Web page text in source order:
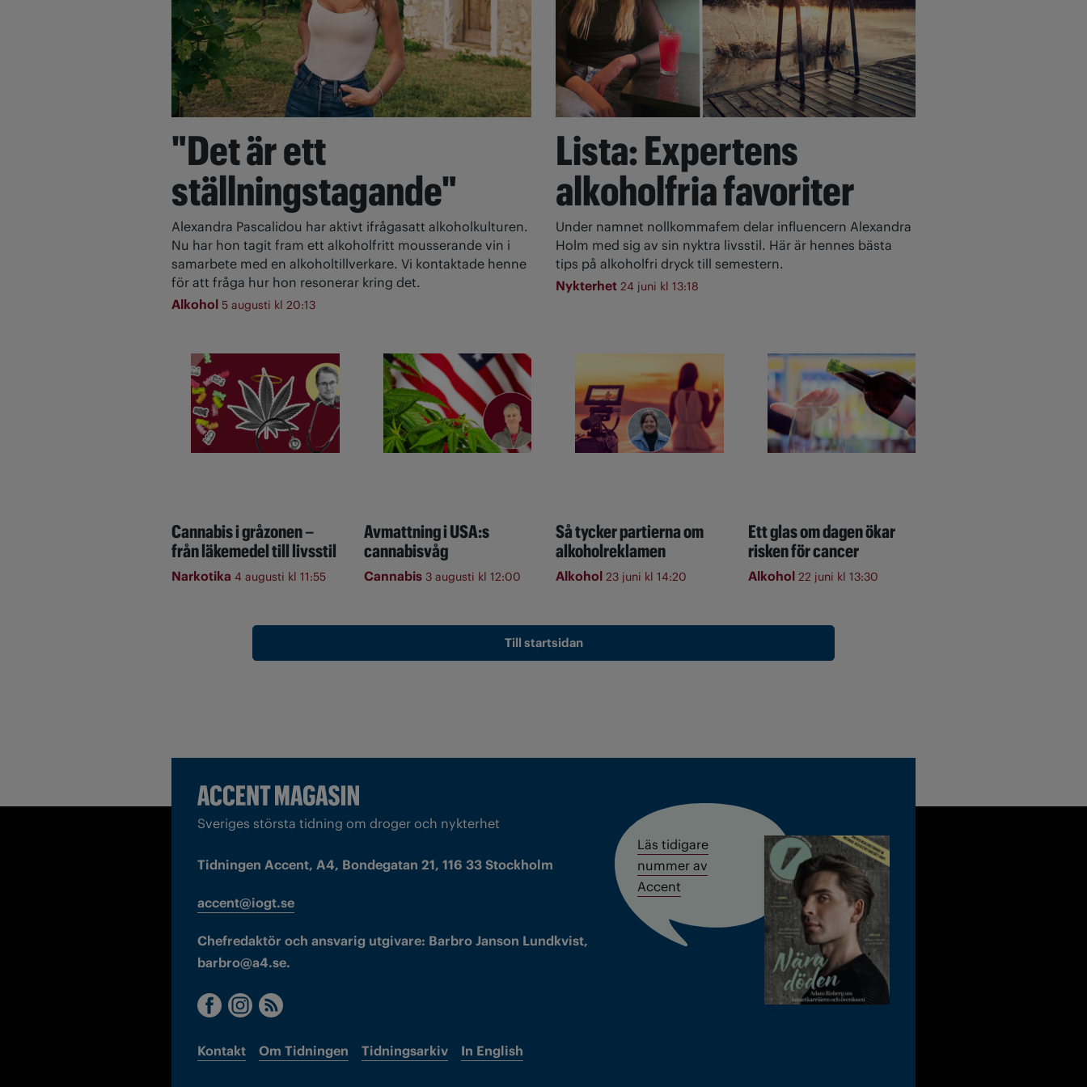
"Det är ett
ställningstagande"
Alexandra Pascalidou har aktivt ifrågasatt alkoholkulturen.
Nu har hon tagit fram ett alkoholfritt mousserande vin i
samarbete med en alkoholtillverkare. Vi kontaktade henne
för att fråga hur hon resonerar kring det.
Alkohol 5 augusti kl 20:13
Cannabis i gråzonen –
från läkemedel till livsstil
Narkotika 4 augusti kl 11:55
Avmattning i USA:s
cannabisvåg
Cannabis 3 augusti kl 12:00
Lista: Expertens
alkoholfria favoriter
Under namnet nollkommafem delar influencern Alexandra
Holm med sig av sin nyktra livsstil. Här är hennes bästa
tips på alkoholfri dryck till semestern.
Nykterhet 24 juni kl 13:18
Så tycker partierna om
alkoholreklamen
Alkohol 23 juni kl 14:20
Ett glas om dagen ökar
risken för cancer
Alkohol 22 juni kl 13:30
Till startsidan
Sveriges största tidning om droger och nykterhet
Tidningen Accent, A4, Bondegatan 21, 116 33 Stockholm
accent@iogt.se
Chefredaktör och ansvarig utgivare: Barbro Janson Lundkvist,
barbro@a4.se.
Kontakt Om Tidningen Tidningsarkiv In English
Läs tidigare
nummer av
Accent